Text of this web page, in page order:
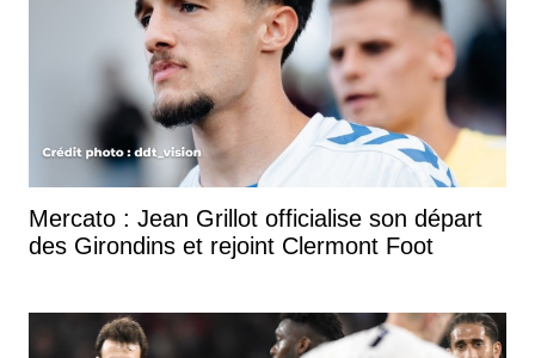
Mercato : Jean Grillot officialise son départ
des Girondins et rejoint Clermont Foot